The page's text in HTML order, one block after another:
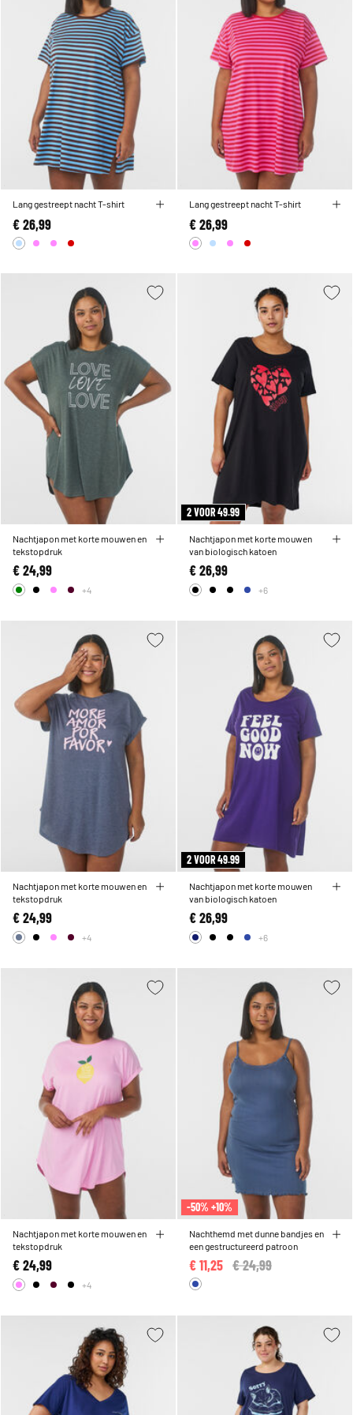
Lang gestreept nacht T-shirt
€ 26,99
Lang gestreept nacht T-shirt
€ 26,99
Nachtjapon met korte mouwen en
tekstopdruk
€ 24,99
+4
2 VOOR 49.99
Nachtjapon met korte mouwen
van biologisch katoen
€ 26,99
+6
Nachtjapon met korte mouwen en
tekstopdruk
€ 24,99
+4
2 VOOR 49.99
Nachtjapon met korte mouwen
van biologisch katoen
€ 26,99
+6
Nachtjapon met korte mouwen en
tekstopdruk
€ 24,99
+4
-50% +10%
Nachthemd met dunne bandjes en
een gestructureerd patroon
Price reduced from
€ 24,99
€ 11,25